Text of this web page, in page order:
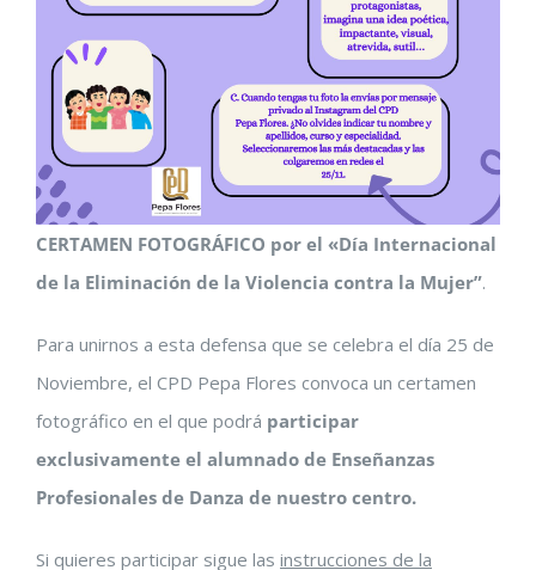
CERTAMEN FOTOGRÁFICO por el «Día Internacional
de la Eliminación de la Violencia contra la Mujer”.
Para unirnos a esta defensa que se celebra el día 25 de
Noviembre, el CPD Pepa Flores convoca un certamen
fotográfico en el que podrá participar
exclusivamente el alumnado de Enseñanzas
Profesionales de Danza de nuestro centro.
Si quieres participar sigue las instrucciones de la